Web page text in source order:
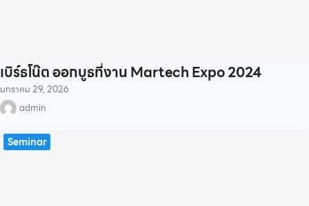
เบิร์ธโน๊ต ออกบูธที่งาน Martech Expo 2024
มกราคม 29, 2026
admin
Seminar